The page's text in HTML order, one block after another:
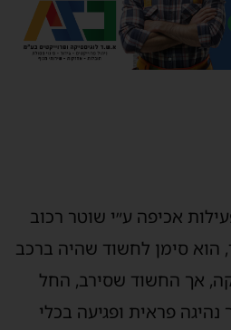
אכיפה ע״י שוטר רכוב
הוא סימן לחשוד שהיה ברכב
אך החשוד שסירב, החל
פראית ופגיעה בכלי